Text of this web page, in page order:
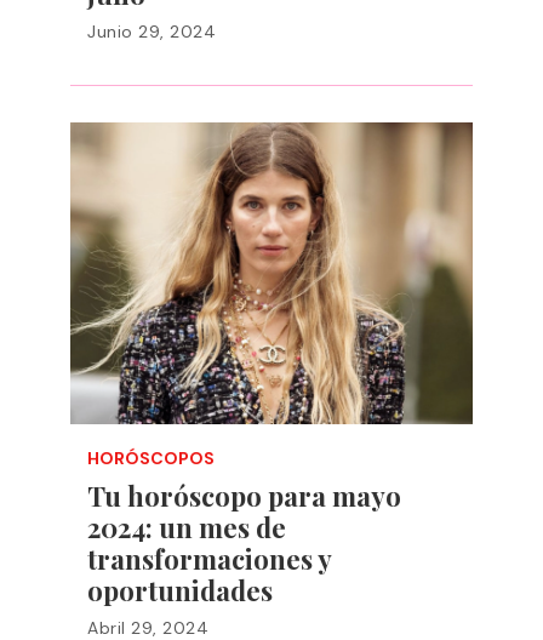
Junio 29, 2024
HORÓSCOPOS
Tu horóscopo para mayo
2024: un mes de
transformaciones y
oportunidades
Abril 29, 2024